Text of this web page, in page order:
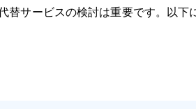
サービスの検討は重要です。以下に